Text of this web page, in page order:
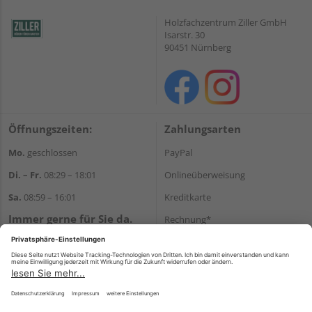
Holzfachzentrum Ziller GmbH
Isarstr. 30
90451 Nürnberg
Öffnungszeiten:
Mo. geschlossen
Di. – Fr. 08:29 – 18:01
Sa. 08:59 – 16:01
Immer gerne für Sie da.
E-Mail:kontakt@holzziller.de
Zahlungsarten
PayPal
Onlineüberweisung
Kreditkarte
Rechnung*
Versand